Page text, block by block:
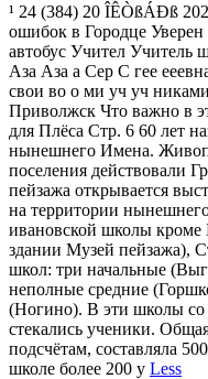
¹ 24 (384) 20 ÎÊÒßÁÐß
ошибок в Городце
автобус Учител Учитель
Аза Аза а Сер С гее
свои во о ми уч уч
Приволжск Что
для Плёса Стр. 6 60 лет
нынешнего Имена.
поселения действовали
пейзажа открывается
на территории
ивановской школы кроме
здании Музей пейзажа),
школ: три начальные
неполные средние
(Ногино). В эти школы со
стекались ученики.
подсчётам, составляла
школе более 200 у Less